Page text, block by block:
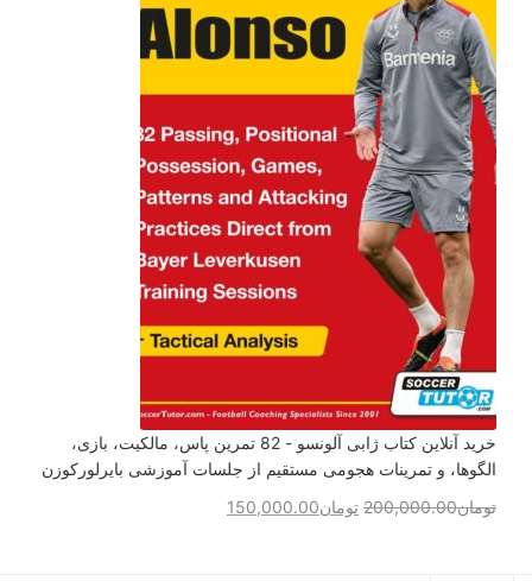
خرید آنلاین کتاب ژابی آلونسو - 82 تمرین پاس، مالکیت، بازی،
الگوها، و تمرینات هجومی مستقیم از جلسات آموزشی بایرلورکوزن
تومان200,000.00 تومان150,000.00